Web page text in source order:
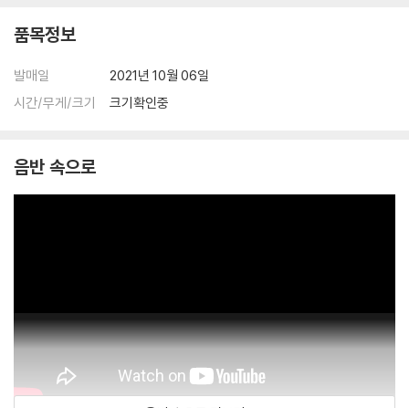
품목정보
발매일
2021년 10월 06일
시간/무게/크기
크기확인중
음반 속으로